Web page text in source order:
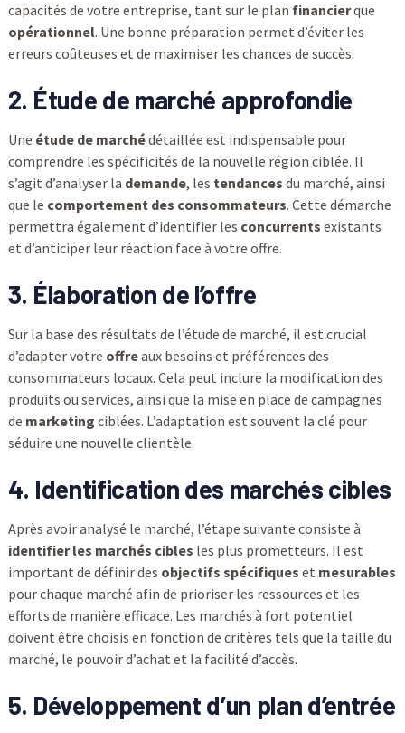
capacités de votre entreprise, tant sur le plan financierque
opérationnel. Une bonne préparation permet d’éviter les
erreurs coûteuses et de maximiser les chances de succès.
2. Étude de marché approfondie
Une étude de marchédétaillée est indispensable pour
comprendre les spécificités de la nouvelle région ciblée. Il
s’agit d’analyser la demande, les tendances du marché, ainsi
que le comportement des consommateurs. Cette démarche
permettra également d’identifier les concurrents existants
et d’anticiper leur réaction face à votre offre.
3. Élaboration de l’offre
Sur la base des résultats de l’étude de marché, il est crucial
d’adapter votre offreaux besoins et préférences des
consommateurs locaux. Cela peut inclure la modification des
produits ou services, ainsi que la mise en place de campagnes
de marketing ciblées. L’adaptation est souvent la clé pour
séduire une nouvelle clientèle.
4. Identification des marchés cibles
Après avoir analysé le marché, l’étape suivante consiste à
identifier les marchés cibles les plus prometteurs. Il est
important de définir des objectifs spécifiques et mesurables
pour chaque marché afin de prioriser les ressources et les
efforts de manière efficace. Les marchés à fort potentiel
doivent être choisis en fonction de critères tels que la taille du
marché, le pouvoir d’achat et la facilité d’accès.
5. Développement d’un plan d’entrée